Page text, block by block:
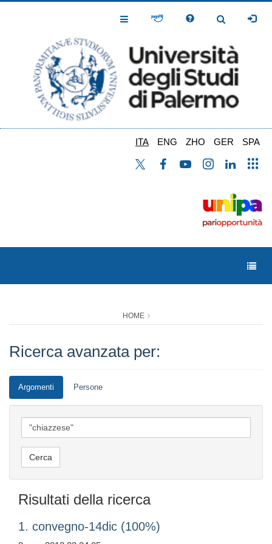
Toggle
Toggle
ITA ENG ZHO GER SPA
HOME
Ricerca avanzata per:
Argomenti Persone
Risultati della ricerca
1. convegno-14dic (100%)